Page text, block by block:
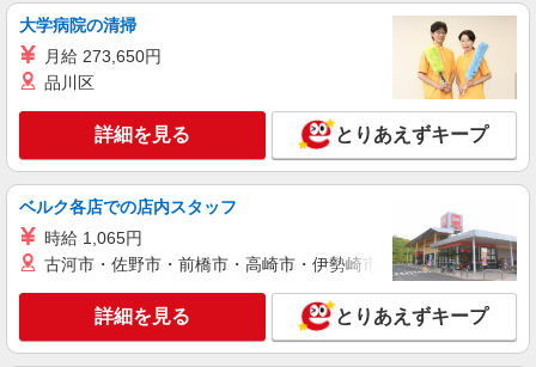
派遣社員
株式会社パソナ・滋賀/KNS600117861101
一般事務
時給1390円 ★交通費規定に基づき交通費支給
滋賀県草津市（草津駅）
キープ 詳細を見る
派遣社員 紹介予定派遣
株式会社シエロ
時給1300円〜1500円（経験・能力による） ※
残業代支給 ★交通費別途支給（規定あり） ゜
+゜・。○。・゜+゜・。○。・゜+゜ 入社祝い金10
滋賀県草津市
大学病院の清掃
月給 273,650円
品川区
詳細を見る とりあえずキープ
ベルク各店での店内スタッフ
時給 1,065円
古河市・佐野市・前橋市・高崎市・伊勢崎市・太田市・館林市
詳細を見る とりあえずキープ